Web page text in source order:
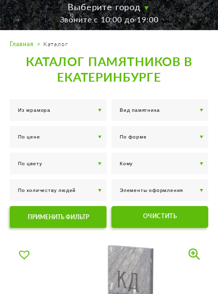
K2532513@yandex.ru
Пн. — Пт. с 10:00 до 19:00
Воскресенье по договор.
Выберите город
Звоните с 10:00 до 19:00
Главная Каталог
КАТАЛОГ ПАМЯТНИКОВ В
ЕКАТЕРИНБУРГЕ
ПРИМЕНИТЬ ФИЛЬТР ОЧИСТИТЬ